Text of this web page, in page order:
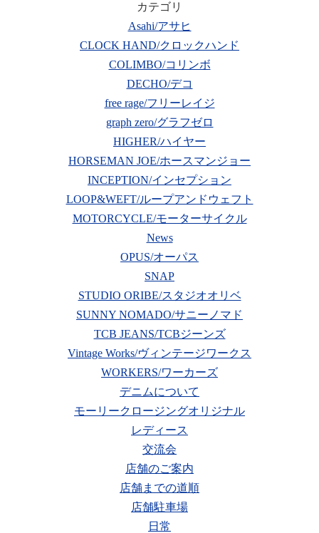
カテゴリ
Asahi/アサヒ
CLOCK HAND/クロックハンド
COLIMBO/コリンボ
DECHO/デコ
free rage/フリーレイジ
graph zero/グラフゼロ
HIGHER/ハイヤー
HORSEMAN JOE/ホースマンジョー
INCEPTION/インセプション
LOOP&WEFT/ループアンドウェフト
MOTORCYCLE/モーターサイクル
News
OPUS/オーパス
SNAP
STUDIO ORIBE/スタジオオリベ
SUNNY NOMADO/サニーノマド
TCB JEANS/TCBジーンズ
Vintage Works/ヴィンテージワークス
WORKERS/ワーカーズ
デニムについて
モーリークロージングオリジナル
レディース
交流会
店舗のご案内
店舗までの道順
店舗駐車場
日常